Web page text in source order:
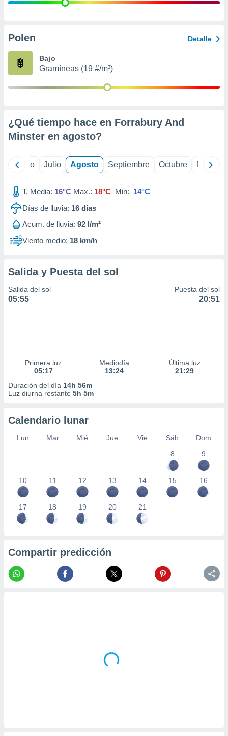
e
publicidad
Polen Detalle
Bajo
Gramíneas (19 #/m³)
¿Qué tiempo hace en Forrabury And
Minster en agosto?
Junio Julio Agosto Septiembre Octubre
T. Media: 16°C Max.: 18°C Min: 14°C
Días de lluvia: 16 días
Acum. de lluvia: 92 l/m²
Viento medio: 18 km/h
Salida y Puesta del sol
Salida del sol
05:55
Puesta del sol
20:51
Primera luz
05:17
Mediodía
13:24
Última luz
21:29
Duración del día 14h 56m
Luz diurna restante 5h 5m
Calendario lunar
Lun Mar Mié Jue Vie Sáb
Dom
8
9
10 11 12 13 14 15 16
17 18 19 20 21
Compartir predicción